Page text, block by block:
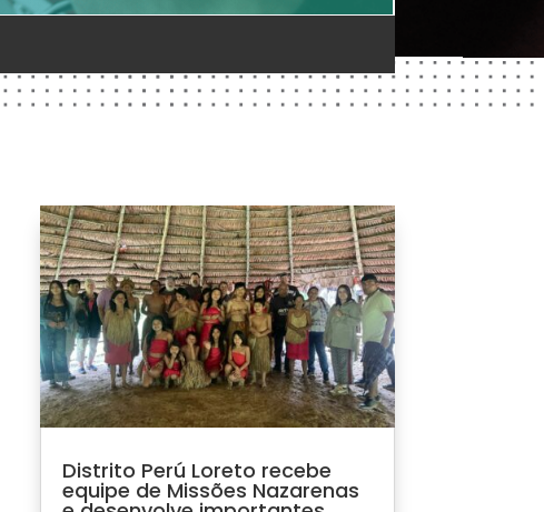
Distrito Perú Loreto recebe
equipe de Missões Nazarenas